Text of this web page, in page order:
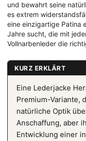
und bewahrt seine
es extrem
eine einzigartige Patina
Jahre sucht, die mit
Vollnarbenleder die
KURZ ERKLÄRT
Eine Lederjacke
Premium-Variante,
natürliche Optik
Anschaffung, aber
Entwicklung einer